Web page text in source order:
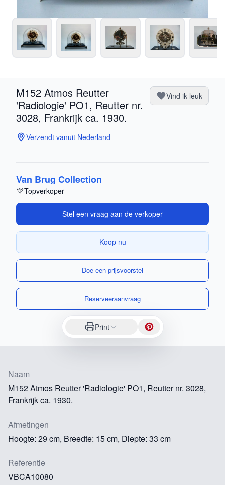
M152 Atmos Reutter
'Radiologie' PO1, Reutter nr.
3028, Frankrijk ca. 1930.
Vind ik leuk
Verzendt vanuit Nederland
Van Brug Collection
Topverkoper
Stel een vraag aan de verkoper
Koop nu
Doe een prijsvoorstel
Reserveeraanvraag
Print
Naam
M152 Atmos Reutter 'Radiologie' PO1, Reutter nr. 3028,
Frankrijk ca. 1930.
Afmetingen
Hoogte: 29 cm, Breedte: 15 cm, Diepte: 33 cm
Referentie
VBCA10080